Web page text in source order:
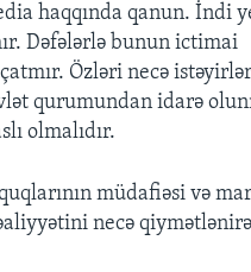
haqqında qanun. İndi
Dəfələrlə bunun ictimai
Özləri necə
qurumundan idarə
olmalıdır.
müdafiəsi və
necə